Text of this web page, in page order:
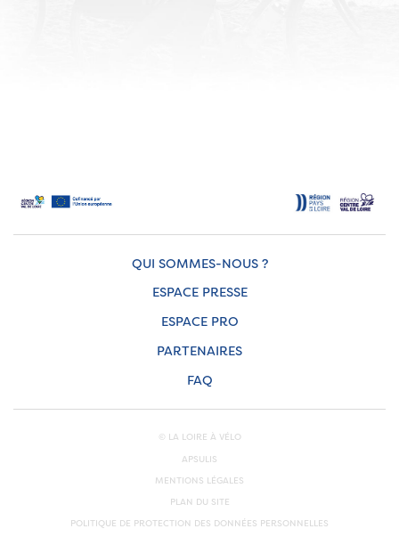
QUI SOMMES-NOUS ?
ESPACE PRESSE
ESPACE PRO
PARTENAIRES
FAQ
© LA LOIRE À VÉLO
APSULIS
MENTIONS LÉGALES
PLAN DU SITE
POLITIQUE DE PROTECTION DES DONNÉES PERSONNELLES